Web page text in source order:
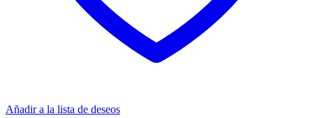
Añadir a la lista de deseos